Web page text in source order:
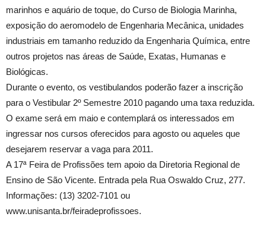
marinhos e aquário de toque, do Curso de Biologia Marinha,
exposição do aeromodelo de Engenharia Mecânica, unidades
industriais em tamanho reduzido da Engenharia Química, entre
outros projetos nas áreas de Saúde, Exatas, Humanas e
Biológicas.
Durante o evento, os vestibulandos poderão fazer a inscrição
para o Vestibular 2º Semestre 2010 pagando uma taxa reduzida.
O exame será em maio e contemplará os interessados em
ingressar nos cursos oferecidos para agosto ou aqueles que
desejarem reservar a vaga para 2011.
A 17ª Feira de Profissões tem apoio da Diretoria Regional de
Ensino de São Vicente. Entrada pela Rua Oswaldo Cruz, 277.
Informações: (13) 3202-7101 ou
www.unisanta.br/feiradeprofissoes.